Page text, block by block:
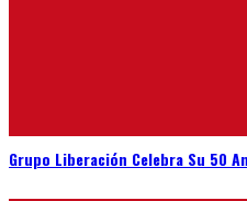
Grupo Liberación Celebra Su 50